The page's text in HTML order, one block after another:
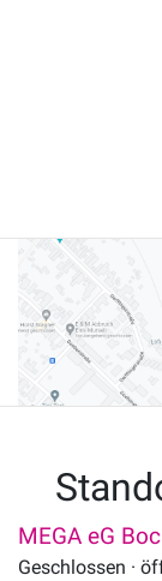
MEGA eG
Geschlossen ·